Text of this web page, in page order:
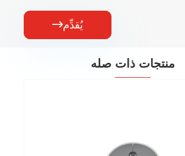
يُقدِّم
منتجات ذات صله